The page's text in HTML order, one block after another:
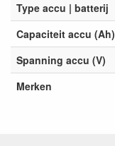
Type accu | batterij
Capaciteit accu (Ah)
Spanning accu (V)
Merken